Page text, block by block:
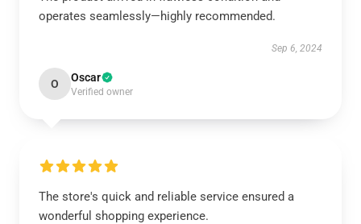
operates seamlessly—highly recommended.
Sep 6, 2024
O Oscar
Verified owner
The store's quick and reliable service ensured a
wonderful shopping experience.